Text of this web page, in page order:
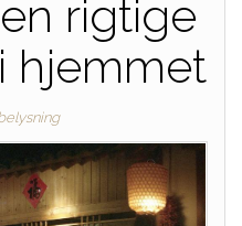
rigtige
hjemmet